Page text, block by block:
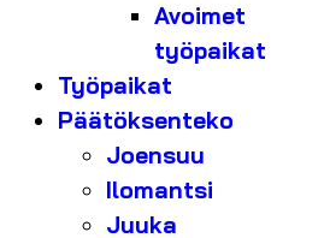
Avoimet
työpaikat
Työpaikat
Päätöksenteko
Joensuu
Ilomantsi
Juuka